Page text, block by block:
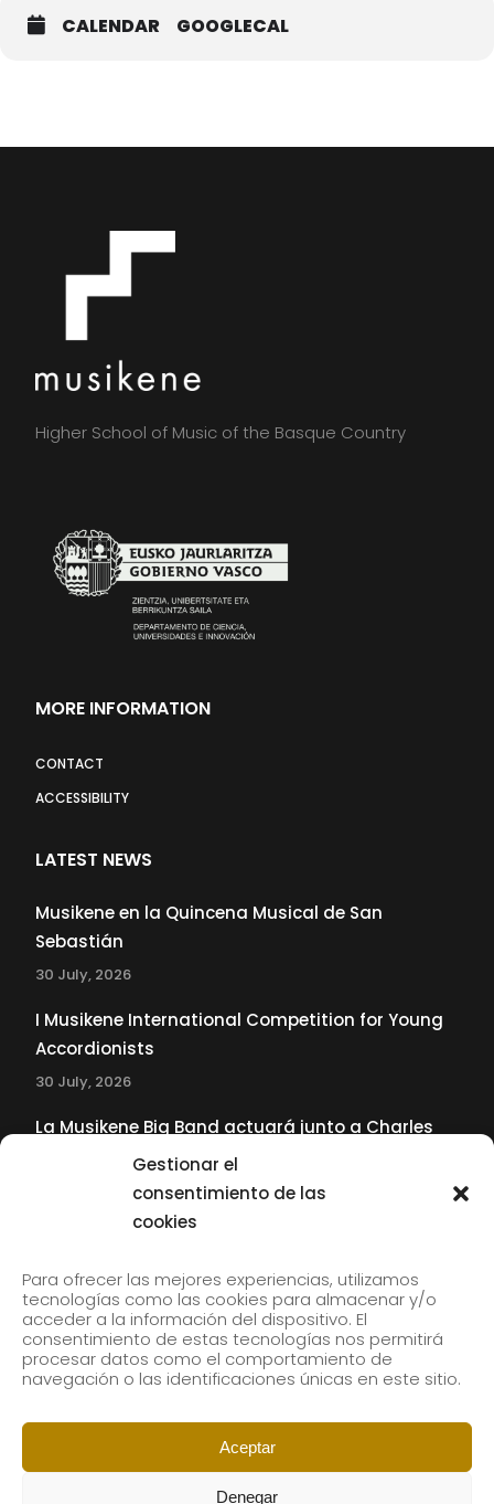
Gestionar el
consentimiento de las
cookies
Para ofrecer las mejores experiencias, utilizamos
tecnologías como las cookies para almacenar y/o
acceder a la información del dispositivo. El
consentimiento de estas tecnologías nos permitirá
procesar datos como el comportamiento de
navegación o las identificaciones únicas en este sitio.
Aceptar
Denegar
CALENDAR GOOGLECAL
Higher School of Music of the Basque Country
MORE INFORMATION
CONTACT
ACCESSIBILITY
LATEST NEWS
Musikene en la Quincena Musical de San
Sebastián
30 July, 2026
I Musikene International Competition for Young
Accordionists
30 July, 2026
La Musikene Big Band actuará junto a Charles
Tolliver en el 61 Jazzaldia
Subscribe to our newsletter to receive our news by
email.